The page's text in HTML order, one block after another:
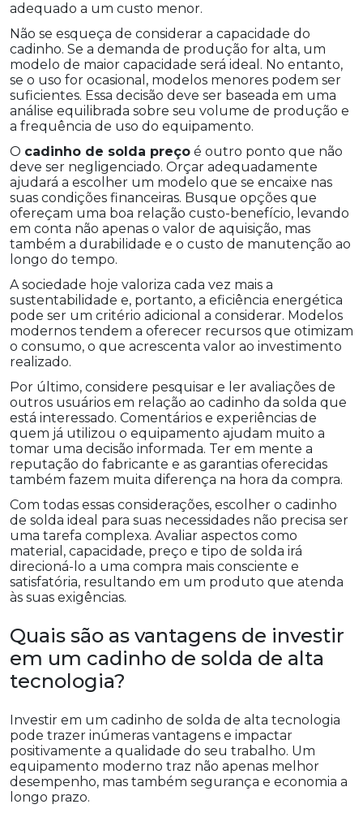
adequado a um custo menor.
Não se esqueça de considerar a capacidade do
cadinho. Se a demanda de produção for alta, um
modelo de maior capacidade será ideal. No entanto,
se o uso for ocasional, modelos menores podem ser
suficientes. Essa decisão deve ser baseada em uma
análise equilibrada sobre seu volume de produção e
a frequência de uso do equipamento.
O cadinho de solda preço é outro ponto que não
deve ser negligenciado. Orçar adequadamente
ajudará a escolher um modelo que se encaixe nas
suas condições financeiras. Busque opções que
ofereçam uma boa relação custo-benefício, levando
em conta não apenas o valor de aquisição, mas
também a durabilidade e o custo de manutenção ao
longo do tempo.
A sociedade hoje valoriza cada vez mais a
sustentabilidade e, portanto, a eficiência energética
pode ser um critério adicional a considerar. Modelos
modernos tendem a oferecer recursos que otimizam
o consumo, o que acrescenta valor ao investimento
realizado.
Por último, considere pesquisar e ler avaliações de
outros usuários em relação ao cadinho da solda que
está interessado. Comentários e experiências de
quem já utilizou o equipamento ajudam muito a
tomar uma decisão informada. Ter em mente a
reputação do fabricante e as garantias oferecidas
também fazem muita diferença na hora da compra.
Com todas essas considerações, escolher o cadinho
de solda ideal para suas necessidades não precisa ser
uma tarefa complexa. Avaliar aspectos como
material, capacidade, preço e tipo de solda irá
direcioná-lo a uma compra mais consciente e
satisfatória, resultando em um produto que atenda
às suas exigências.
Quais são as vantagens de investir
em um cadinho de solda de alta
tecnologia?
Investir em um cadinho de solda de alta tecnologia
pode trazer inúmeras vantagens e impactar
positivamente a qualidade do seu trabalho. Um
equipamento moderno traz não apenas melhor
desempenho, mas também segurança e economia a
longo prazo.